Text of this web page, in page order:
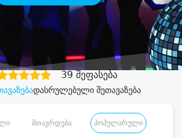
სასურველი მომსახურება
დიდი დანაზოგით
დასრულებული შეთავაზება
39 შეფასება
მთავრდება პოპულარული